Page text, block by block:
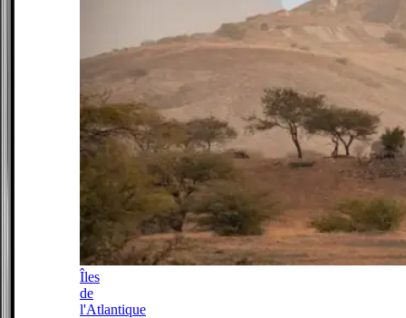
Îles
de
l'Atlantique